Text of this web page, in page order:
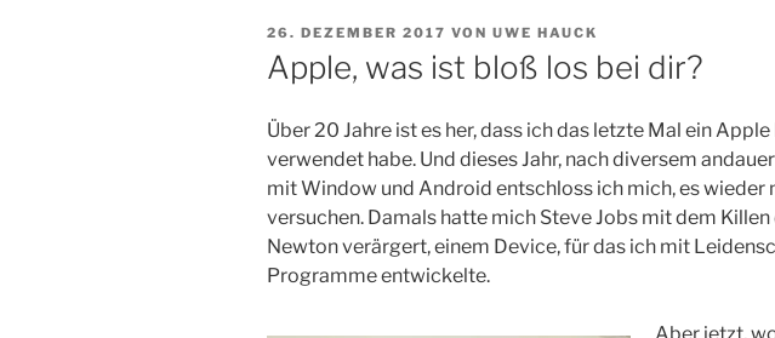
VERÖFFENTLICHT
AM
26. DEZEMBER 2017 VON UWE HAUCK
Apple, was ist bloß los bei dir?
Über 20 Jahre ist es her, dass ich das letzte Mal ein
verwendet habe. Und dieses Jahr, nach diversem
mit Window und Android entschloss ich mich, es wieder
versuchen. Damals hatte mich Steve Jobs mit dem
Newton verärgert, einem Device, für das ich mit
Programme entwickelte.